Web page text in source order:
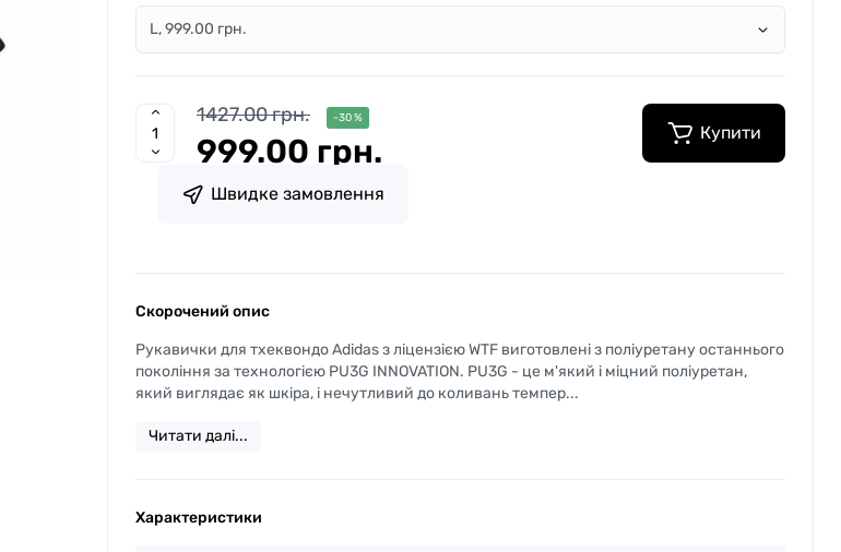
1427.00 грн. -30 %
999.00 грн. Купити
Швидке замовлення
Скорочений опис
Рукавички для тхеквондо Adidas з ліцензією WTF виготовлені з поліуретану останнього
покоління за технологією PU3G INNOVATION. PU3G - це м'який і міцний поліуретан,
який виглядає як шкіра, і нечутливий до коливань темпер...
Читати далі...
Характеристики